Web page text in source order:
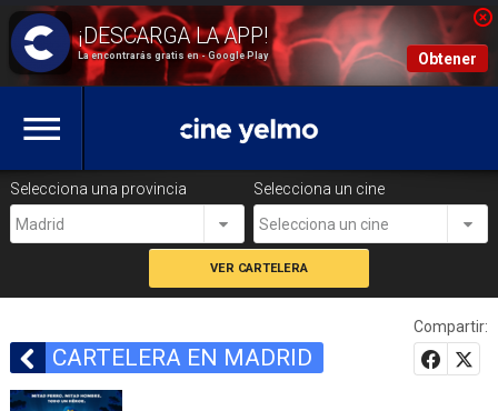
La encontrarás gratis en - Google Play Obtener
Selecciona una provincia
Madrid
Selecciona un cine
Selecciona un cine
CARTELERA EN MADRID
Compartir: